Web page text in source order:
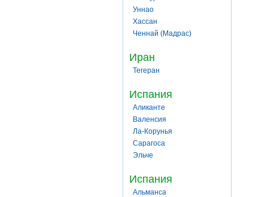
Уннао
Хассан
Ченнай (Мадрас)
Иран
Тегеран
Испания
Аликанте
Валенсия
Ла-Корунья
Сарагоса
Эльче
Испания
Альманса